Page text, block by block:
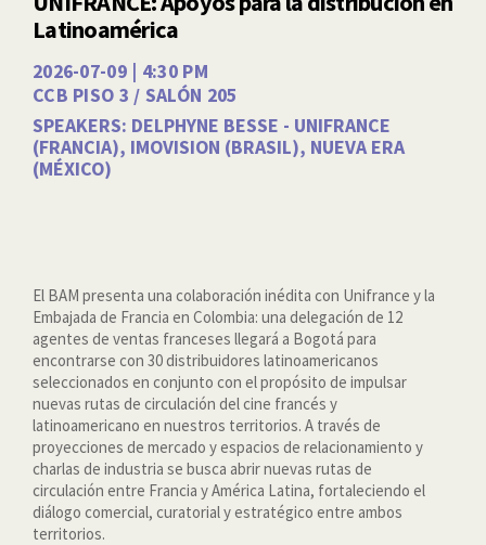
Latinoamérica
2026-07-09 | 4:30 PM
CCB PISO 3 / SALÓN 205
SPEAKERS: DELPHYNE BESSE - UNIFRANCE
(FRANCIA), IMOVISION (BRASIL), NUEVA ERA
(MÉXICO)
El BAM presenta una colaboración inédita con Unifrance y la
Embajada de Francia en Colombia: una delegación de 12
agentes de ventas franceses llegará a Bogotá para
encontrarse con 30 distribuidores latinoamericanos
seleccionados en conjunto con el propósito de impulsar
nuevas rutas de circulación del cine francés y
latinoamericano en nuestros territorios. A través de
proyecciones de mercado y espacios de relacionamiento y
charlas de industria se busca abrir nuevas rutas de
circulación entre Francia y América Latina, fortaleciendo el
diálogo comercial, curatorial y estratégico entre ambos
territorios.